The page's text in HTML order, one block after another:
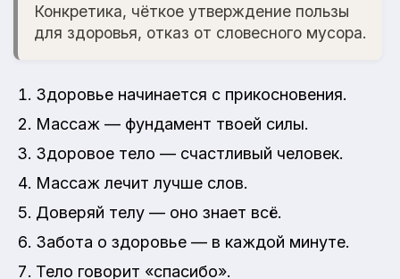
Конкретика, чёткое утверждение пользы
для здоровья, отказ от словесного мусора.
Здоровье начинается с прикосновения.
Массаж — фундамент твоей силы.
Здоровое тело — счастливый человек.
Массаж лечит лучше слов.
Доверяй телу — оно знает всё.
Забота о здоровье — в каждой минуте.
Тело говорит «спасибо».